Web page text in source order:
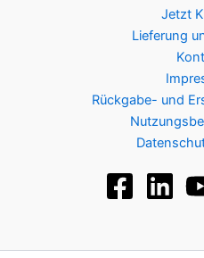
Jetzt
Lieferung
Rückgabe- und